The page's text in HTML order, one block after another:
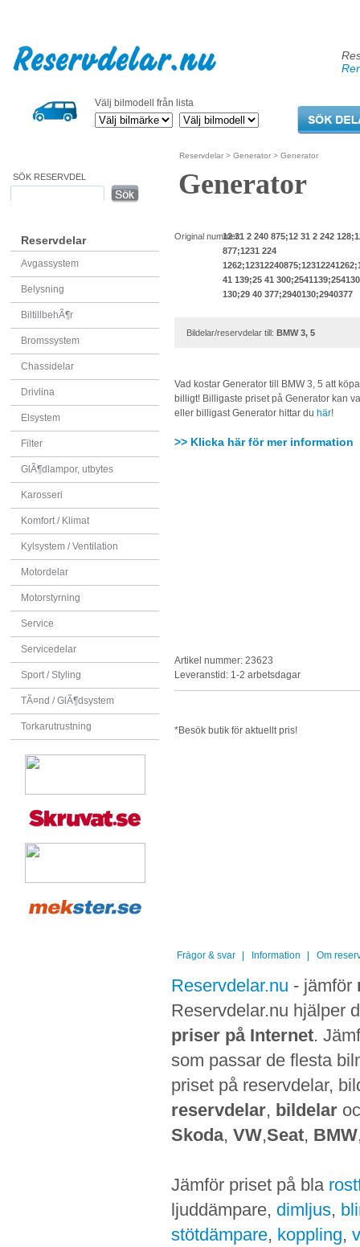
Välj bilmodell från lista
Reservdelar > Generator > Generator
SÖK RESERVDEL
Reservdelar
Avgassystem
Belysning
BiltillbehÃ¶r
Bromssystem
Chassidelar
Drivlina
Elsystem
Filter
GlÃ¶dlampor, utbytes
Karosseri
Komfort / Klimat
Kylsystem / Ventilation
Motordelar
Motorstyrning
Service
Servicedelar
Sport / Styling
TÃ¤nd / GlÃ¶dsystem
Torkarutrustning
Generator
Original nummer:12 31 2 240 875;12 31 2 242
877;1231 224
41 139;25 41
130;29 40 377;2940130;2940377
Bildelar/reservdelar till: BMW 3, 5
Vad kostar Generator till BMW 3, 5 att
billigt! Billigaste priset på Generator kan
eller billigast Generator hittar du här!
>> Klicka här för mer information
Artikel nummer: 23623
Leveranstid: 1-2 arbetsdagar
*Besök butik för aktuellt pris!
Frågor & svar Information Om
Reservdelar.nu - jämför
Reservdelar.nu hjälper
priser på Internet.
som passar de flesta
priset på reservdelar,
reservdelar, bildelar
Skoda, VW,Seat, BMW
Jämför priset på bla
ljuddämpare, dimljus,
stötdämpare, koppling,